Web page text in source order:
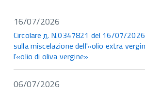
16/07/2026
Circolaren. N.0347821 del 16/07/
sulla miscelazione dell'«olio extra
l'«olio di oliva vergine»
06/07/2026